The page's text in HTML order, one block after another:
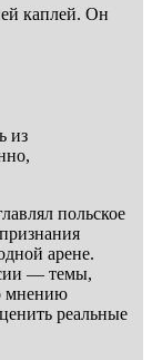
каплей. Он
из
польское
арене.
— темы,
мнению
реальные